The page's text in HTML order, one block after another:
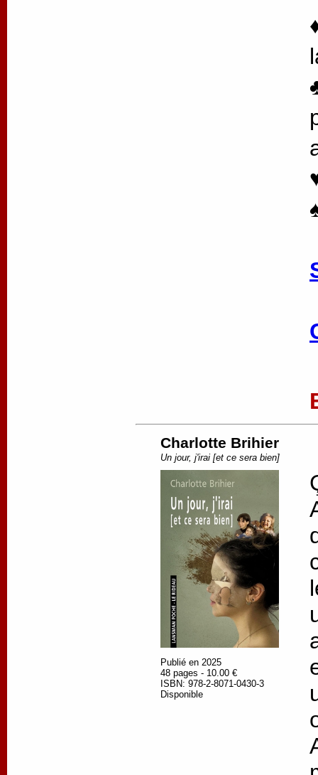
Charlotte Brihier
Un jour, j'irai [et ce sera bien]
Publié en 2025
48 pages - 10.00 €
ISBN: 978-2-8071-0430-3
Disponible